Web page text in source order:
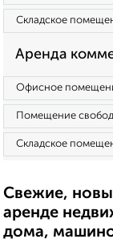
Складское
Аренда
Офисное
Помещение
Складское
Свежие,
аренде
дома,